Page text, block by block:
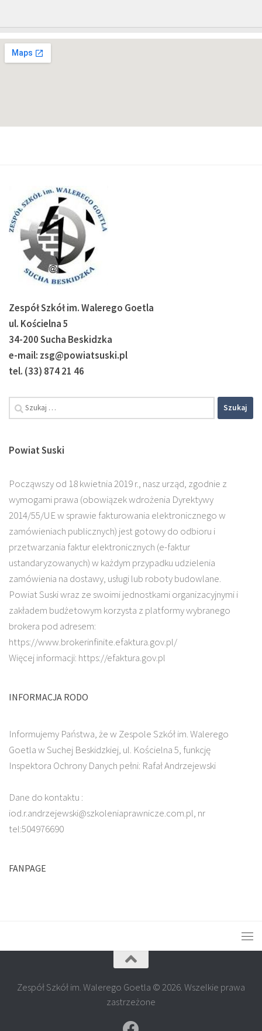
Zespół Szkół im. Walerego Goetla
ul. Kościelna 5
34-200 Sucha Beskidzka
e-mail: zsg@powiatsuski.pl
tel. (33) 874 21 46
Powiat Suski
Począwszy od 18 kwietnia 2019 r., nasz urząd, zgodnie z
wymogami prawa (obowiązek wdrożenia Dyrektywy
2014/55/UE w sprawie fakturowania elektronicznego w
zamówieniach publicznych) jest gotowy do odbioru i
przetwarzania faktur elektronicznych (e-faktur
ustandaryzowanych) w każdym przypadku udzielenia
zamówienia na dostawy, usługi lub roboty budowlane.
Powiat Suski wraz ze swoimi jednostkami organizacyjnymi i
zakładem budżetowym korzysta z platformy wybranego
brokera pod adresem:
https://www.brokerinfinite.efaktura.gov.pl/
Więcej informacji: https://efaktura.gov.pl
INFORMACJA RODO
Informujemy Państwa, że w Zespole Szkół im. Walerego
Goetla w Suchej Beskidzkiej, ul. Kościelna 5, funkcję
Inspektora Ochrony Danych pełni: Rafał Andrzejewski
Dane do kontaktu :
iod.r.andrzejewski@szkoleniaprawnicze.com.pl, nr
tel:504976690
FANPAGE
Zespół Szkół im. Walerego Goetla © 2026. Wszelkie prawa
zastrzeżone